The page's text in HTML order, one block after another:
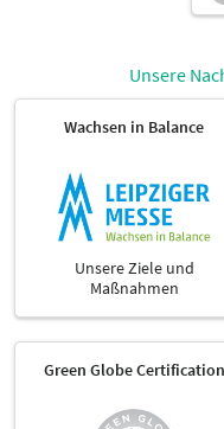
Maße
Unsere
Wachsen in Balance
Unsere Ziele und
Maßnahmen
Green Globe Certification